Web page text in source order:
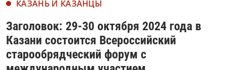
КАЗАНЬ И КАЗАНЦЫ
Заголовок: 29-30 октября 2024 года в
Казани состоится Всероссийский
старообрядческий форум с